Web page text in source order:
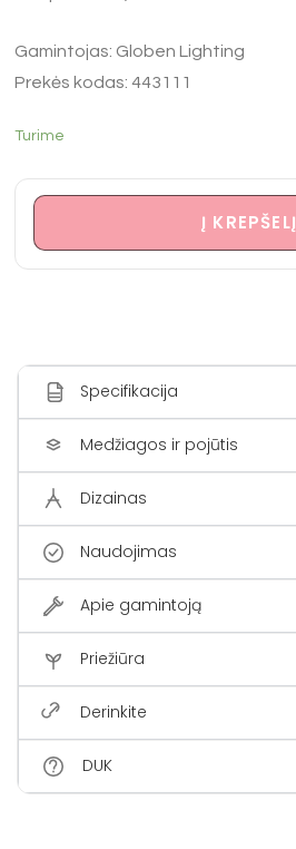
Gamintojas: Globen Lighting
Prekės kodas: 443111
Turime
Į KREPŠELĮ
Specifikacija
Medžiagos ir pojūtis
Dizainas
Naudojimas
Apie gamintoją
Priežiūra
Derinkite
DUK